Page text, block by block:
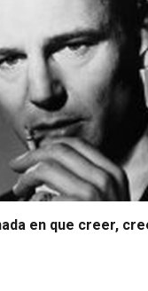
en que creer,